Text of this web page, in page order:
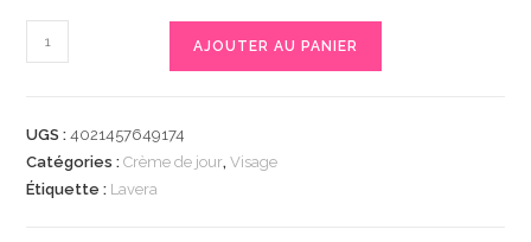
de
ml
AJOUTER AU PANIER
UGS :4021457649174
Catégories :Crème de jour,Visage
Étiquette : Lavera